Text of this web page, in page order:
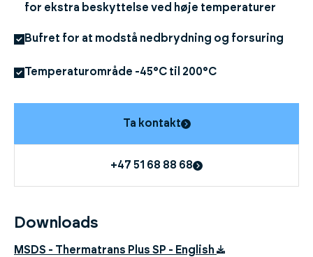
for ekstra beskyttelse ved høje temperaturer
Bufret for at modstå nedbrydning og forsuring
Temperaturområde -45°C til 200°C
Ta kontakt
+47 51 68 88 68
Downloads
MSDS - Thermatrans Plus SP - English